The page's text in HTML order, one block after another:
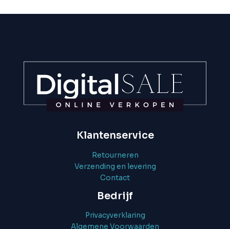
Klantenservice
Retourneren
Verzending en levering
Contact
Bedrijf
Privacyverklaring
Algemene Voorwaarden